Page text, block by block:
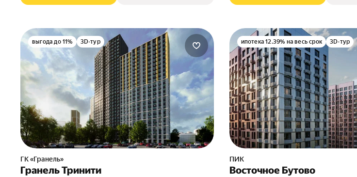
выгода до 11% 3D-тур
ГК «Гранель»
Гранель Тринити
ипотека 12.39% на весь срок 3D-тур
ПИК
Восточное Бутово